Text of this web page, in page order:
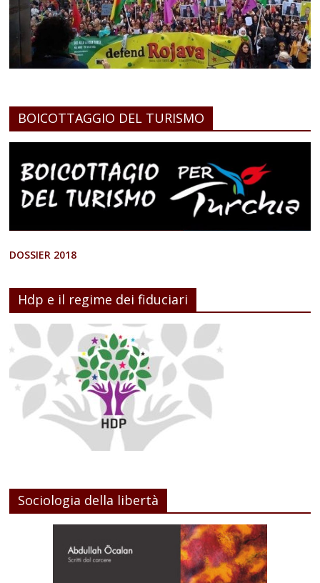
BOICOTTAGGIO DEL TURISMO
DOSSIER 2018
Hdp e il regime dei fiduciari
Sociologia della libertà